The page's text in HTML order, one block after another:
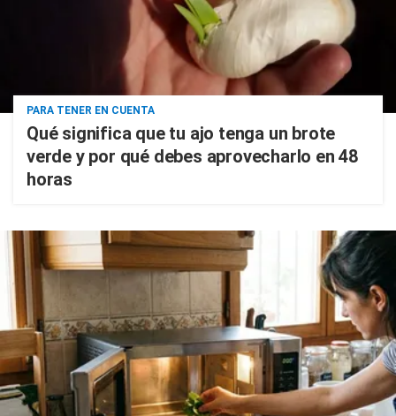
PARA TENER EN CUENTA
Qué significa que tu ajo tenga un brote
verde y por qué debes aprovecharlo en 48
horas